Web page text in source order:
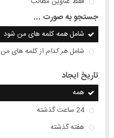
جستجو به صورت ...
شاملهمه کلمه های من شود
شاملهر کدام از کلمه های من
تاریخ ایجاد
همه
24 ساعت گذشته
هفته گذشته